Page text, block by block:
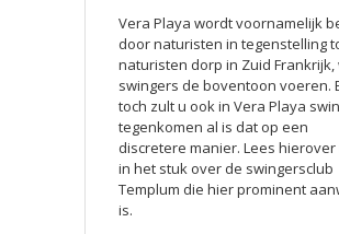
Vera Playa wordt voornamelijk
door naturisten in tegenstelling
naturisten dorp in Zuid Frankrijk,
swingers de boventoon voeren.
toch zult u ook in Vera Playa
tegenkomen al is dat op een
discretere manier. Lees
in het stuk over de swingersclub
Templum die hier prominent
is.